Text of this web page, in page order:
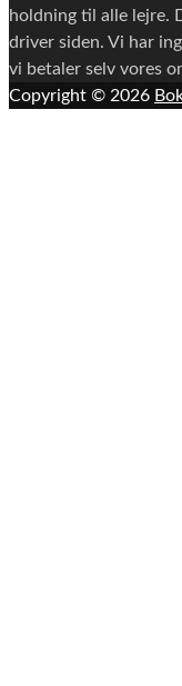
holdning til alle lejre.
driver siden. Vi har
vi betaler selv vores
Copyright © 2026